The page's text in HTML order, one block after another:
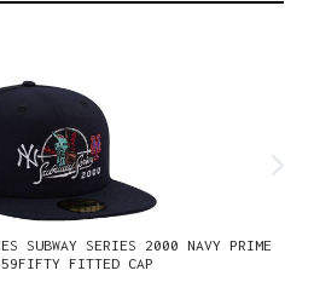
SUBWAY SERIES 2000 NAVY PRIME
FITTED CAP